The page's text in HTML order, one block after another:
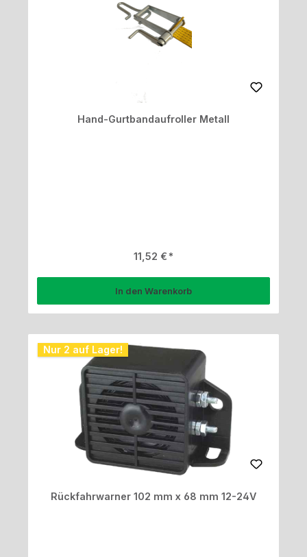
Hand-Gurtbandaufroller Metall
Regulärer Preis:
11,52 €
In den Warenkorb
Nur 2 auf Lager!
Rückfahrwarner 102 mm x 68 mm 12-24V